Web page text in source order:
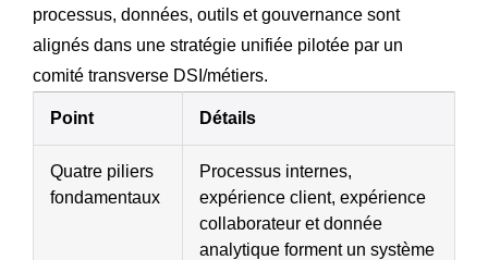
processus, données, outils et gouvernance sont
alignés dans une stratégie unifiée pilotée par un
comité transverse DSI/métiers.
Point Détails
Quatre piliers
fondamentaux
Processus internes,
expérience client, expérience
collaborateur et donnée
analytique forment un système